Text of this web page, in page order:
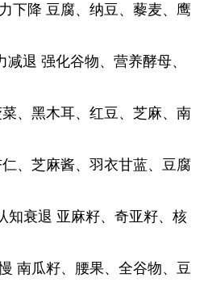
下降 豆腐、纳豆、藜麦、鹰
减退 强化谷物、营养酵母、
、黑木耳、红豆、芝麻、南
、芝麻酱、羽衣甘蓝、豆腐
知衰退 亚麻籽、奇亚籽、核
南瓜籽、腰果、全谷物、豆